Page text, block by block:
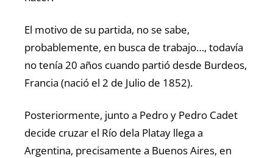
El motivo de su partida, no se sabe,
probablemente, en busca de trabajo…, todavía
no tenía 20 años cuando partió desde Burdeos,
Francia (nació el 2 de Julio de 1852).
Posteriormente, junto a Pedro y Pedro Cadet
decide cruzar el Río dela Platay llega a
Argentina, precisamente a Buenos Aires, en